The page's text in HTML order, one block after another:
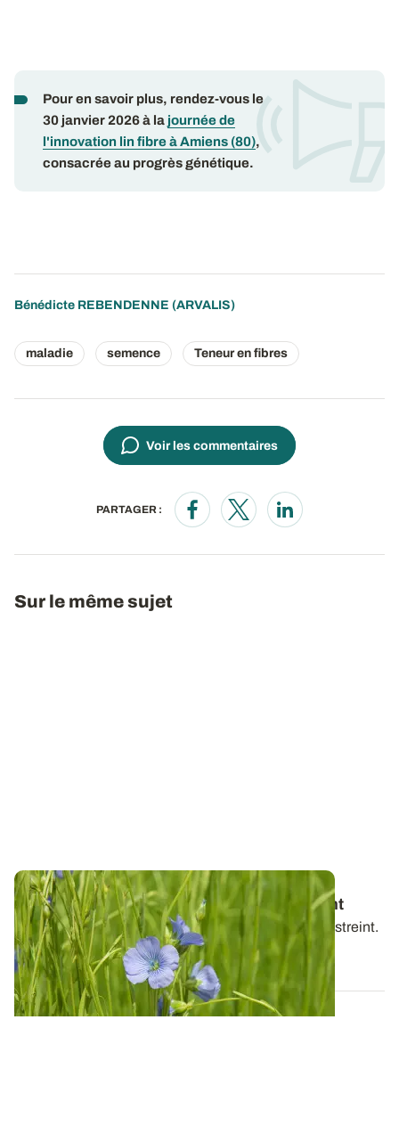
Pour en savoir plus, rendez-vous le
30 janvier 2026 à la journée de
l'innovation lin fibre à Amiens (80),
consacrée au progrès génétique.
Bénédicte REBENDENNE (ARVALIS)
maladie semence Teneur en fibres
Voir les commentaires
PARTAGER :
Opens in a new window
Opens in a new window
Opens in a new
Sur le même sujet
Lin fibre d'hiver - Un choix variétal restreint
Le choix des variétés en lin fibre d'hiver est assez restreint.
03 JANV. 2022